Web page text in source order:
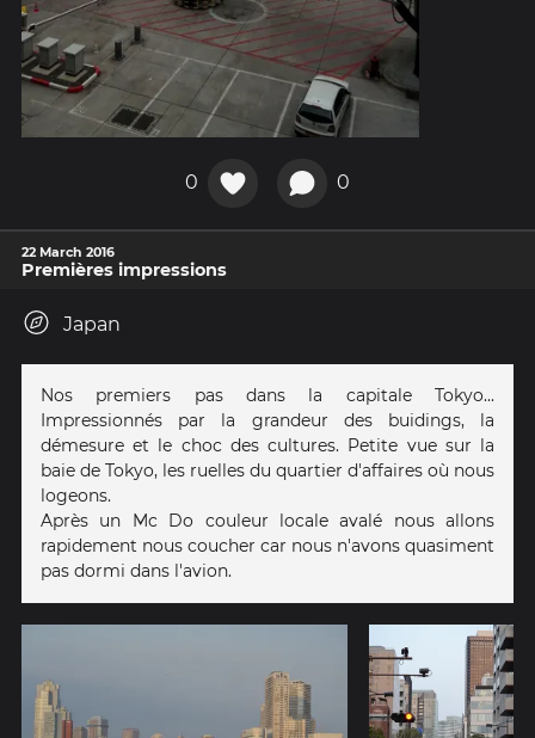
0 0
22 March 2016
Premières impressions
Japan
Nos premiers pas dans la capitale Tokyo...
Impressionnés par la grandeur des buidings, la
démesure et le choc des cultures. Petite vue sur la
baie de Tokyo, les ruelles du quartier d'affaires où nous
logeons.
Après un Mc Do couleur locale avalé nous allons
rapidement nous coucher car nous n'avons quasiment
pas dormi dans l'avion.